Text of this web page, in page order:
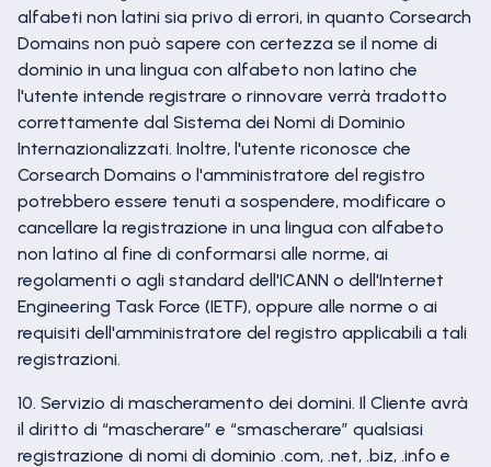
alfabeti non latini sia privo di errori, in quanto Corsearch
Domains non può sapere con certezza se il nome di
dominio in una lingua con alfabeto non latino che
l'utente intende registrare o rinnovare verrà tradotto
correttamente dal Sistema dei Nomi di Dominio
Internazionalizzati. Inoltre, l'utente riconosce che
Corsearch Domains o l'amministratore del registro
potrebbero essere tenuti a sospendere, modificare o
cancellare la registrazione in una lingua con alfabeto
non latino al fine di conformarsi alle norme, ai
regolamenti o agli standard dell'ICANN o dell'Internet
Engineering Task Force (IETF), oppure alle norme o ai
requisiti dell'amministratore del registro applicabili a tali
registrazioni.
10. Servizio di mascheramento dei domini. Il Cliente avrà
il diritto di “mascherare” e “smascherare” qualsiasi
registrazione di nomi di dominio .com, .net, .biz, .info e